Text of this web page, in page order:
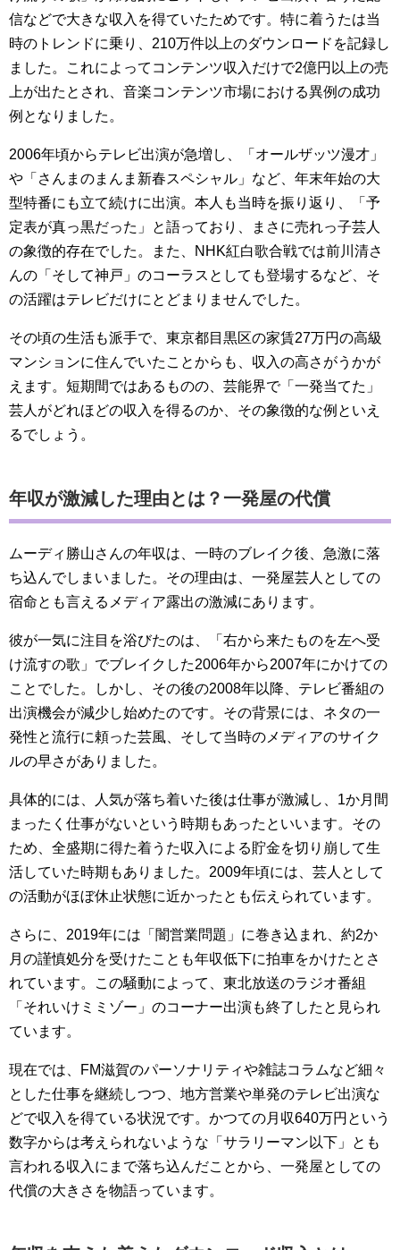
信などで大きな収入を得ていたためです。特に着うたは当
時のトレンドに乗り、210万件以上のダウンロードを記録し
ました。これによってコンテンツ収入だけで2億円以上の売
上が出たとされ、音楽コンテンツ市場における異例の成功
例となりました。
2006年頃からテレビ出演が急増し、「オールザッツ漫才」
や「さんまのまんま新春スペシャル」など、年末年始の大
型特番にも立て続けに出演。本人も当時を振り返り、「予
定表が真っ黒だった」と語っており、まさに売れっ子芸人
の象徴的存在でした。また、NHK紅白歌合戦では前川清さ
んの「そして神戸」のコーラスとしても登場するなど、そ
の活躍はテレビだけにとどまりませんでした。
その頃の生活も派手で、東京都目黒区の家賃27万円の高級
マンションに住んでいたことからも、収入の高さがうかが
えます。短期間ではあるものの、芸能界で「一発当てた」
芸人がどれほどの収入を得るのか、その象徴的な例といえ
るでしょう。
年収が激減した理由とは？一発屋の代償
ムーディ勝山さんの年収は、一時のブレイク後、急激に落
ち込んでしまいました。その理由は、一発屋芸人としての
宿命とも言えるメディア露出の激減にあります。
彼が一気に注目を浴びたのは、「右から来たものを左へ受
け流すの歌」でブレイクした2006年から2007年にかけての
ことでした。しかし、その後の2008年以降、テレビ番組の
出演機会が減少し始めたのです。その背景には、ネタの一
発性と流行に頼った芸風、そして当時のメディアのサイク
ルの早さがありました。
具体的には、人気が落ち着いた後は仕事が激減し、1か月間
まったく仕事がないという時期もあったといいます。その
ため、全盛期に得た着うた収入による貯金を切り崩して生
活していた時期もありました。2009年頃には、芸人として
の活動がほぼ休止状態に近かったとも伝えられています。
さらに、2019年には「闇営業問題」に巻き込まれ、約2か
月の謹慎処分を受けたことも年収低下に拍車をかけたとさ
れています。この騒動によって、東北放送のラジオ番組
「それいけミミゾー」のコーナー出演も終了したと見られ
ています。
現在では、FM滋賀のパーソナリティや雑誌コラムなど細々
とした仕事を継続しつつ、地方営業や単発のテレビ出演な
どで収入を得ている状況です。かつての月収640万円という
数字からは考えられないような「サラリーマン以下」とも
言われる収入にまで落ち込んだことから、一発屋としての
代償の大きさを物語っています。